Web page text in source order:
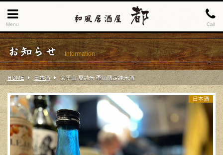
Menu Call
お知らせ Information
HOME 日本酒 太平山 夏純米 季節限定純米酒
日本酒